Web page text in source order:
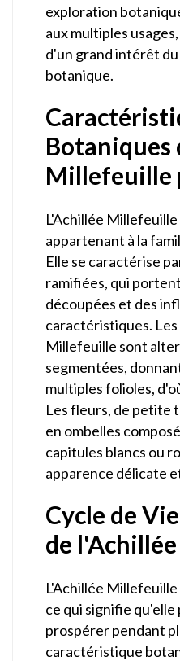
exploration
aux multiples
d'un grand intérêt
botanique.
Botaniques
Millefeuille
L'Achillée
appartenant à la
Elle se caractérise
ramifiées, qui
découpées et des
caractéristiques.
Millefeuille sont
segmentées,
multiples folioles,
Les fleurs, de petite
en ombelles
capitules blancs ou
apparence délicate
Cycle de
de
L'Achillée
ce qui signifie
prospérer pendant
caractéristique